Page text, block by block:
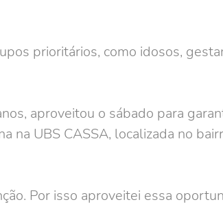
prioritários, como idosos,
aproveitou o sábado para
na UBS CASSA, localizada no
Por isso aproveitei essa